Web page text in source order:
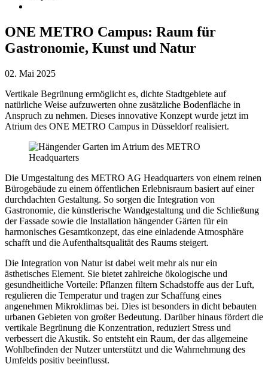
ONE METRO Campus: Raum für
Gastronomie, Kunst und Natur
02. Mai 2025
Vertikale Begrünung ermöglicht es, dichte Stadtgebiete auf
natürliche Weise aufzuwerten ohne zusätzliche Bodenfläche in
Anspruch zu nehmen. Dieses innovative Konzept wurde jetzt im
Atrium des ONE METRO Campus in Düsseldorf realisiert.
Die Umgestaltung des METRO AG Headquarters von einem reinen
Bürogebäude zu einem öffentlichen Erlebnisraum basiert auf einer
durchdachten Gestaltung. So sorgen die Integration von
Gastronomie, die künstlerische Wandgestaltung und die Schließung
der Fassade sowie die Installation hängender Gärten für ein
harmonisches Gesamtkonzept, das eine einladende Atmosphäre
schafft und die Aufenthaltsqualität des Raums steigert.
Die Integration von Natur ist dabei weit mehr als nur ein
ästhetisches Element. Sie bietet zahlreiche ökologische und
gesundheitliche Vorteile: Pflanzen filtern Schadstoffe aus der Luft,
regulieren die Temperatur und tragen zur Schaffung eines
angenehmen Mikroklimas bei. Dies ist besonders in dicht bebauten
urbanen Gebieten von großer Bedeutung. Darüber hinaus fördert die
vertikale Begrünung die Konzentration, reduziert Stress und
verbessert die Akustik. So entsteht ein Raum, der das allgemeine
Wohlbefinden der Nutzer unterstützt und die Wahrnehmung des
Umfelds positiv beeinflusst.